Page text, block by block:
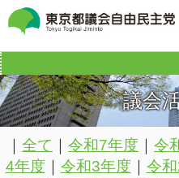
議会
全て 令和7年度 令
4年度
令和3年度 令